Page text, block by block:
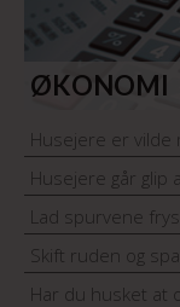
ØKONOMI
Husejere er vilde
Husejere går glip
Lad spurvene
Skift ruden og
Har du husket at